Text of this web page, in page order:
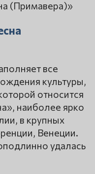
все
культуры,
относится
наиболее ярко
в крупных
Венеции.
удалась